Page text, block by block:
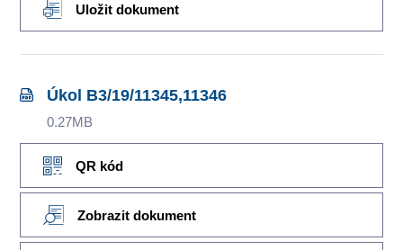
Uložit dokument
Úkol B3/19/11345,11346
0.27MB
QR kód
Zobrazit dokument